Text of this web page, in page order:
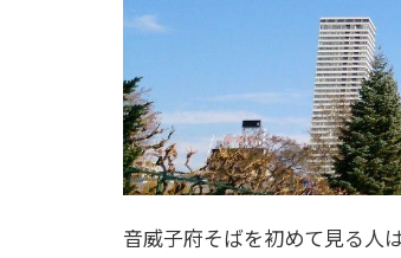
音威子府そばを初めて見る人